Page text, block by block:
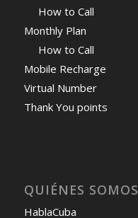
How to Call
Monthly Plan
How to Call
Mobile Recharge
Virtual Number
Thank You points
QUIÉNES SOMOS
HablaCuba